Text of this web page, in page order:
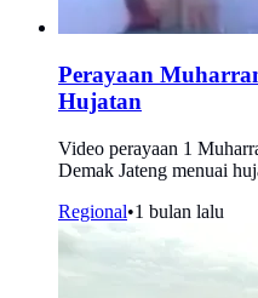
Perayaan
Hujatan
Video perayaan 1
Demak Jateng menuai
Regional•1 bulan lalu